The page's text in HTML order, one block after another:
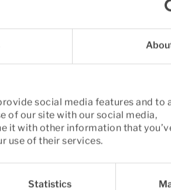
social media features and to
of our site with our social media,
it with other information that
use of their services.
Statistics
per ärende och år. Det går